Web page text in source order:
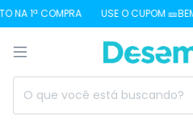
1ª COMPRA USE O CUPOM